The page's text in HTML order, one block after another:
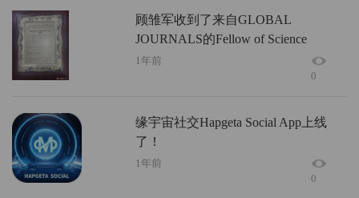
顾雏军收到了来自GLOBAL
JOURNALS的Fellow of Science
Frontier Research
Council（FSFRC），即会士证书的正
1年前
0
缘宇宙社交Hapgeta Social App上线
了！
1年前
0